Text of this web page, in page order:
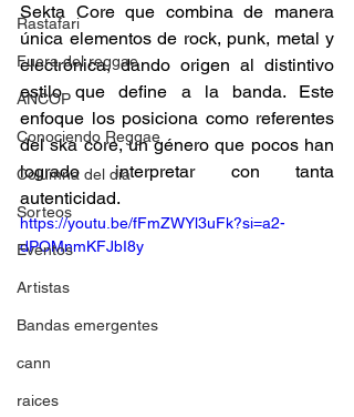
Rastafari
Fuera del reggae
ANCOP
Conociendo Reggae
Columna del día
Sorteos
Eventos
Artistas
Bandas emergentes
cann
raices
Sekta Core que combina de manera
única elementos de rock, punk, metal y
electrónica, dando origen al distintivo
estilo que define a la banda. Este
enfoque los posiciona como referentes
del ska core, un género que pocos han
logrado interpretar con tanta
autenticidad.
https://youtu.be/fFmZWYl3uFk?si=a2-
dPOMnmKFJbI8y